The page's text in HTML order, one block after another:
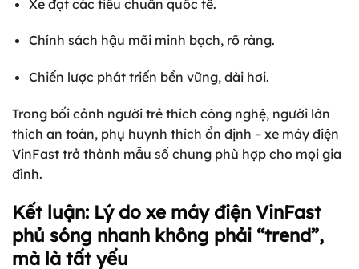
Xe đạt các tiêu chuẩn quốc tế.
Chính sách hậu mãi minh bạch, rõ ràng.
Chiến lược phát triển bền vững, dài hơi.
Trong bối cảnh người trẻ thích công nghệ, người lớn
thích an toàn, phụ huynh thích ổn định – xe máy điện
VinFast trở thành mẫu số chung phù hợp cho mọi gia
đình.
Kết luận: Lý do xe máy điện VinFast
phủ sóng nhanh không phải “trend”,
mà là tất yếu